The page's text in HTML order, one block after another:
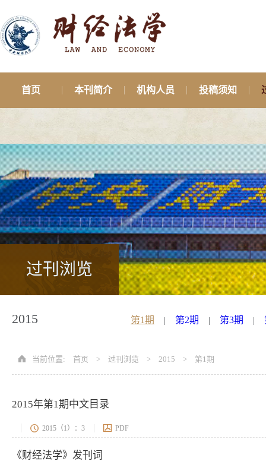
首页 本刊简介 机构人员 投稿须知
过刊浏览
2015 第1期 第2期 第3期
当前位置: 首页 > 过刊浏览 > 2015 > 第1期
2015年第1期中文目录
2015（1）：3 PDF
《财经法学》发刊词